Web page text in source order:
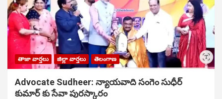
తాజా వార్తలు జిల్లా వార్తలు తెలంగాణ
Advocate Sudheer: న్యాయవాది సంగెం సుధీర్
కుమార్ కు సేవా పురస్కారం